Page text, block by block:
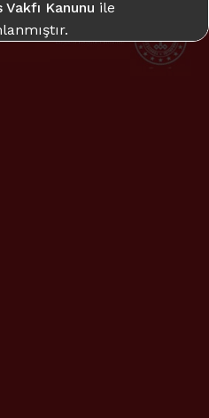
Kanunu ile